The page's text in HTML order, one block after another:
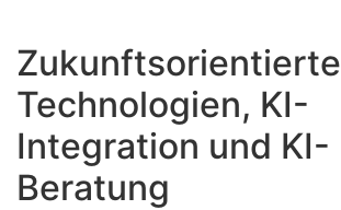
Zukunftsorientierte
Technologien, KI-
Integration und KI-
Beratung